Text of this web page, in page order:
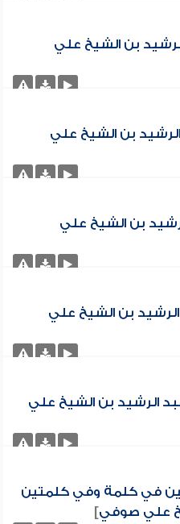
بن الشيخ علي
بن الشيخ علي
بن الشيخ علي
بن الشيخ علي
الرشيد بن الشيخ علي
في كلمة وفي كلمتين
علي صوفي]